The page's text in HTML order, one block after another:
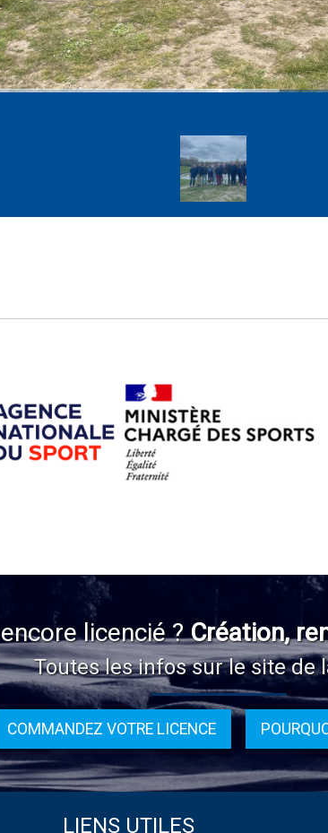
licencié ?Création,
Toutes les infos sur le site de
COMMANDEZ VOTRE LICENCE
LIENS UTILES